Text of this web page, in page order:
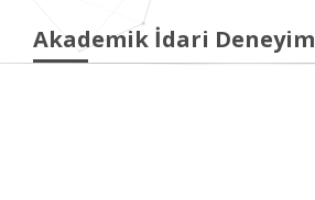
Akademik İdari Deneyim